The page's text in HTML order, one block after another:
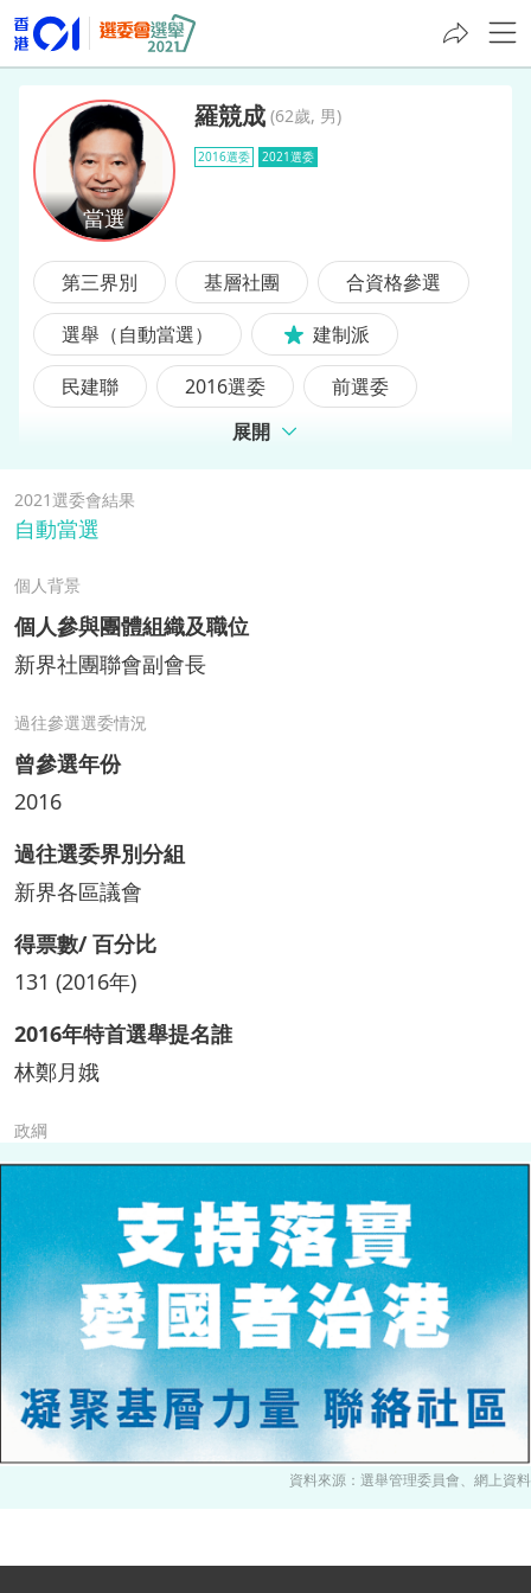
羅競成
羅競成 (62歲, 男)
2016選委 2021選委
第三界別 基層社團
合資格參選
選舉（自動當選）
建制派
民建聯
2016選委
前選委
展開
2021選委會結果
自動當選
個人背景
個人參與團體組織及職位
新界社團聯會副會長
過往參選選委情況
曾參選年份
2016
過往選委界別分組
新界各區議會
得票數/ 百分比
131 (2016年)
2016年特首選舉提名誰
林鄭月娥
政綱
資料來源：選舉管理委員會、網上資料